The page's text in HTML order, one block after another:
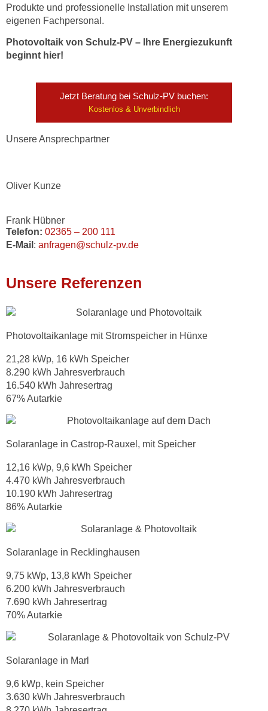
Produkte und professionelle Installation mit unserem
eigenen Fachpersonal.
Photovoltaik von Schulz-PV – Ihre Energiezukunft
beginnt hier!
Jetzt Beratung bei Schulz-PV buchen:
Kostenlos & Unverbindlich
Unsere Ansprechpartner
Oliver Kunze
Frank Hübner
Telefon: 02365 – 200 111
E-Mail : anfragen@schulz-pv.de
Unsere Referenzen
Photovoltaikanlage mit Stromspeicher in Hünxe
21,28 kWp, 16 kWh Speicher
8.290 kWh Jahresverbrauch
16.540 kWh Jahresertrag
67% Autarkie
Solaranlage in Castrop-Rauxel, mit Speicher
12,16 kWp, 9,6 kWh Speicher
4.470 kWh Jahresverbrauch
10.190 kWh Jahresertrag
86% Autarkie
Solaranlage in Recklinghausen
9,75 kWp, 13,8 kWh Speicher
6.200 kWh Jahresverbrauch
7.690 kWh Jahresertrag
70% Autarkie
Solaranlage in Marl
9,6 kWp, kein Speicher
3.630 kWh Jahresverbrauch